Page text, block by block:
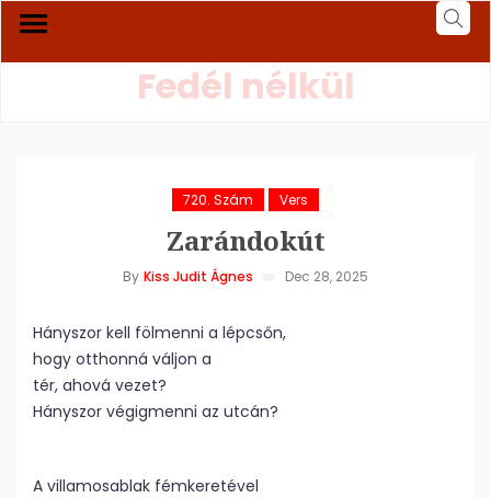
Fedél nélkül
720. Szám Vers
Zarándokút
By Kiss Judit Ágnes Dec 28, 2025
Hányszor kell fölmenni a lépcsőn,
hogy otthonná váljon a
tér, ahová vezet?
Hányszor végigmenni az utcán?
A villamosablak fémkeretével